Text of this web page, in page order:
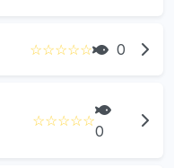
☆☆☆☆☆ 0
☆☆☆☆☆
0